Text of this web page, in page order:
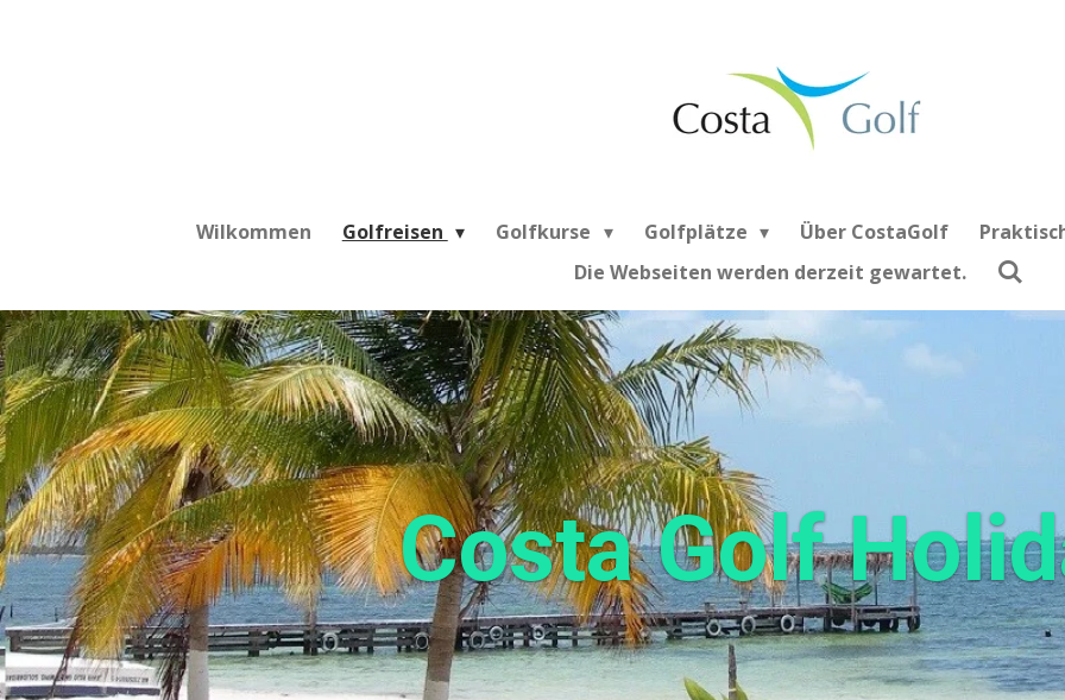
Wilkommen Golfreisen Golfkurse Golfplätze Über CostaGolf
Die Webseiten werden derzeit gewartet.
Costa Golf